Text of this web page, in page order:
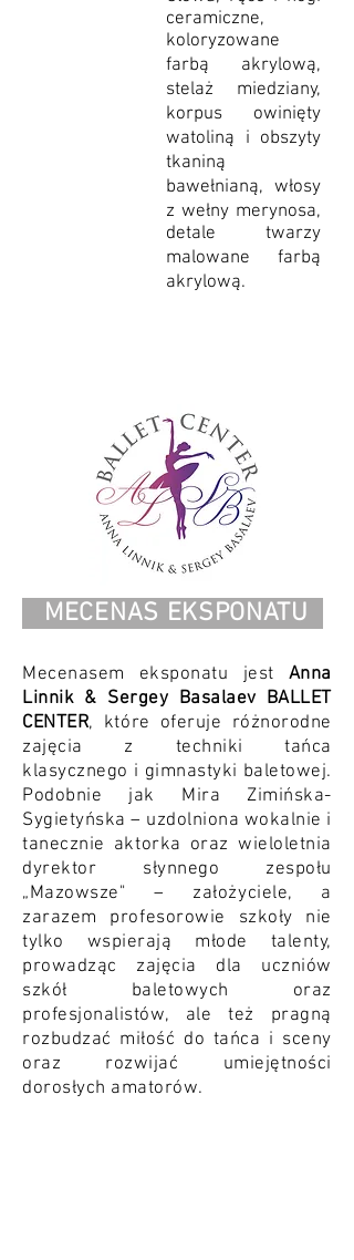
ceramiczne,
koloryzowane
farbą akrylową,
stelaż miedziany,
korpus owinięty
watoliną i obszyty
tkaniną
bawełnianą, włosy
z wełny merynosa,
detale twarzy
malowane farbą
akrylową.
MECENAS EKSPONATU
Mecenasem eksponatu jest Anna
Linnik & Sergey Basalaev BALLET
CENTER, które oferuje różnorodne
zajęcia z techniki tańca
klasycznego i gimnastyki baletowej.
Podobnie jak Mira Zimińska-
Sygietyńska – uzdolniona wokalnie i
tanecznie aktorka oraz wieloletnia
dyrektor słynnego zespołu
„Mazowsze" – założyciele, a
zarazem profesorowie szkoły nie
tylko wspierają młode talenty,
prowadząc zajęcia dla uczniów
szkół baletowych oraz
profesjonalistów, ale też pragną
rozbudzać miłość do tańca i sceny
oraz rozwijać umiejętności
dorosłych amatorów.